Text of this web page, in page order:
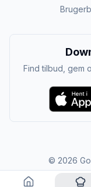
Find tilbud, gem
© 2026